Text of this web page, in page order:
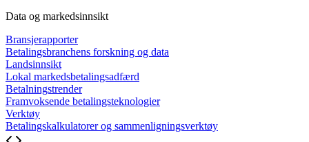
Data og markedsinnsikt
Bransjerapporter
Betalingsbranchens forskning og data
Landsinnsikt
Lokal markedsbetalingsadfærd
Betalningstrender
Framvoksende betalingsteknologier
Verktøy
Betalingskalkulatorer og sammenligningsverktøy